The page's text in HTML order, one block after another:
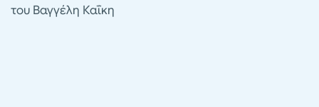
του Βαγγέλη Καΐκη